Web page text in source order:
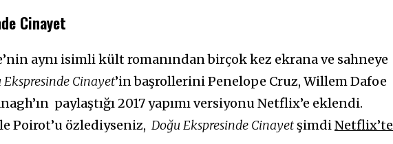
Cinayet
aynı isimli kült romanından birçok kez ekrana ve sahneye
Ekspresinde Cinayet’in başrollerini Penelope Cruz, Willem Dafoe
paylaştığı 2017 yapımı versiyonu Netflix’e eklendi.
Poirot’u özlediyseniz, Doğu Ekspresinde CinayetşimdiNetflix’te